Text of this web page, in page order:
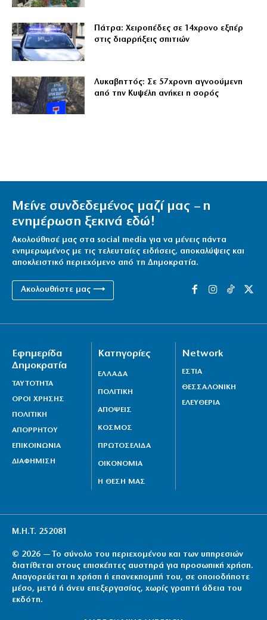
Πάτρα: Χειροπέδες σε 14χρονο εξπέρ
στις διαρρήξεις σπιτιών
Λυκαβηττός: Σε 57χρονη αγνοούμενη
από την Κυψέλη ανήκει η σορός
Μείνε συνδεδεμένος μαζί μας – η
ενημέρωση ξεκινά εδώ!
Ακολούθησέ μας στα social media για να μένεις πάντα
ενημερωμένος με τις τελευταίες ειδήσεις, αποκαλύψεις και
αποκλειστικό περιεχόμενο από τη Δημοκρατία.
Ακολουθήστε μας ⟶
Εφημερίδα
Δημοκρατία
ΤΑΥΤΟΤΗΤΑ
ΟΡΟΙ ΧΡΗΣΗΣ
ΠΟΛΙΤΙΚΗ
ΑΠΟΡΡΗΤΟΥ
ΕΠΙΚΟΙΝΩΝΙΑ
ΔΙΑΦΗΜΙΣΗ
Κατηγορίες
ΕΛΛΑΔΑ
ΠΟΛΙΤΙΚΗ
ΑΠΟΨΕΙΣ
ΚΟΣΜΟΣ
ΠΡΩΤΟΣΕΛΙΔΑ
ΟΙΚΟΝΟΜΙΑ
Η ΘΕΣΗ ΜΑΣ
Network
ΕΣΤΙΑ
ΘΕΣΣΑΛΟΝΙΚΗ
ΕΛΕΥΘΕΡΙΑ
Μ.Η.Τ. 252081
© 2026 — Το σύνολο του περιεχομένου και των υπηρεσιών
διατίθεται στους επισκέπτες αυστηρά για προσωπική χρήση.
Απαγορεύεται η χρήση ή επανεκπομπή του, σε οποιοδήποτε
μέσο, μετά ή άνευ επεξεργασίας, χωρίς γραπτή άδεια του
εκδότη.